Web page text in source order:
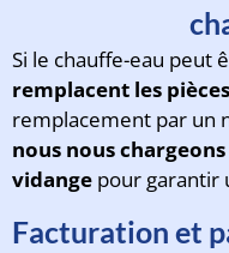
Si le chauffe-eau peut
remplacent les
remplacement par un
nous nous
vidange pour garantir
Facturation et